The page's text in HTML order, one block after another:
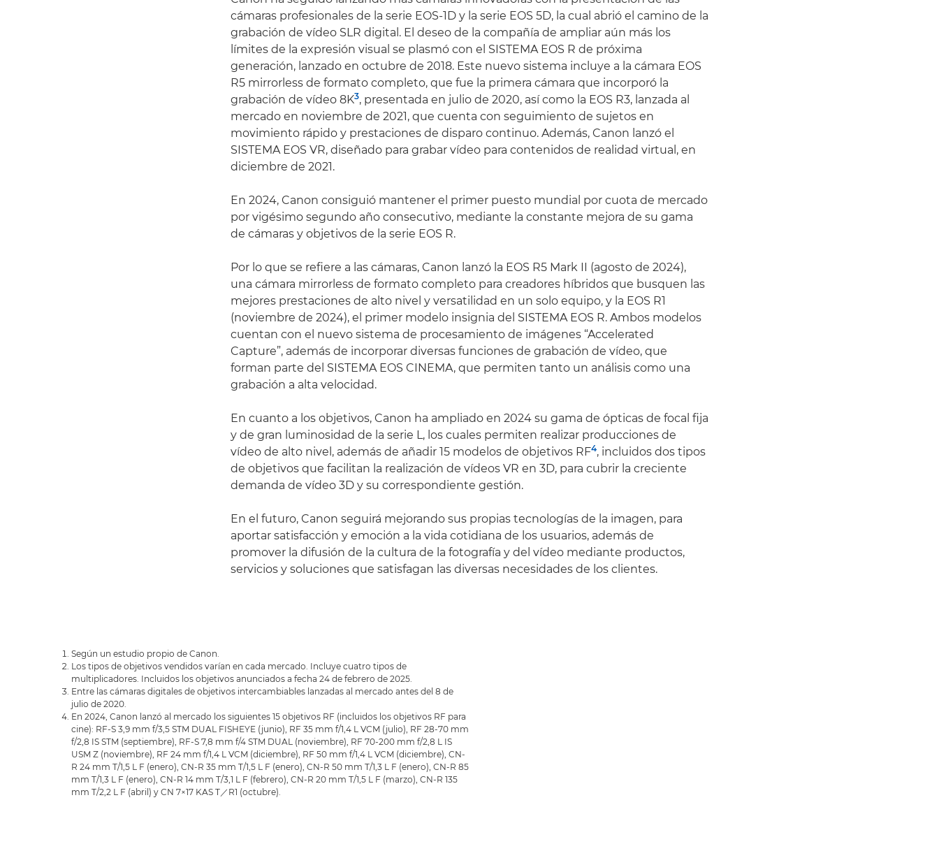
cámaras profesionales de la serie EOS-1D y la serie EOS 5D, la cual abrió el camino de la
grabación de vídeo SLR digital. El deseo de la compañía de ampliar aún más los
límites de la expresión visual se plasmó con el SISTEMA EOS R de próxima
generación, lanzado en octubre de 2018. Este nuevo sistema incluye a la cámara EOS
R5 mirrorless de formato completo, que fue la primera cámara que incorporó la
grabación de vídeo 8K3, presentada en julio de 2020, así como la EOS R3, lanzada al
mercado en noviembre de 2021, que cuenta con seguimiento de sujetos en
movimiento rápido y prestaciones de disparo continuo. Además, Canon lanzó el
SISTEMA EOS VR, diseñado para grabar vídeo para contenidos de realidad virtual, en
diciembre de 2021.
En 2024, Canon consiguió mantener el primer puesto mundial por cuota de mercado
por vigésimo segundo año consecutivo, mediante la constante mejora de su gama
de cámaras y objetivos de la serie EOS R.
Por lo que se refiere a las cámaras, Canon lanzó la EOS R5 Mark II (agosto de 2024),
una cámara mirrorless de formato completo para creadores híbridos que busquen las
mejores prestaciones de alto nivel y versatilidad en un solo equipo, y la EOS R1
(noviembre de 2024), el primer modelo insignia del SISTEMA EOS R. Ambos modelos
cuentan con el nuevo sistema de procesamiento de imágenes “Accelerated
Capture”, además de incorporar diversas funciones de grabación de vídeo, que
forman parte del SISTEMA EOS CINEMA, que permiten tanto un análisis como una
grabación a alta velocidad.
En cuanto a los objetivos, Canon ha ampliado en 2024 su gama de ópticas de focal fija
y de gran luminosidad de la serie L, los cuales permiten realizar producciones de
vídeo de alto nivel, además de añadir 15 modelos de objetivos RF4, incluidos dos tipos
de objetivos que facilitan la realización de vídeos VR en 3D, para cubrir la creciente
demanda de vídeo 3D y su correspondiente gestión.
En el futuro, Canon seguirá mejorando sus propias tecnologías de la imagen, para
aportar satisfacción y emoción a la vida cotidiana de los usuarios, además de
promover la difusión de la cultura de la fotografía y del vídeo mediante productos,
servicios y soluciones que satisfagan las diversas necesidades de los clientes.
Según un estudio propio de Canon.
Los tipos de objetivos vendidos varían en cada mercado. Incluye cuatro tipos de
multiplicadores. Incluidos los objetivos anunciados a fecha 24 de febrero de 2025.
Entre las cámaras digitales de objetivos intercambiables lanzadas al mercado antes del 8 de
julio de 2020.
En 2024, Canon lanzó al mercado los siguientes 15 objetivos RF (incluidos los objetivos RF para
cine): RF-S 3,9 mm f/3,5 STM DUAL FISHEYE (junio), RF 35 mm f/1,4 L VCM (julio), RF 28-70 mm
f/2,8 IS STM (septiembre), RF-S 7,8 mm f/4 STM DUAL (noviembre), RF 70-200 mm f/2,8 L IS
USM Z (noviembre), RF 24 mm f/1,4 L VCM (diciembre), RF 50 mm f/1,4 L VCM (diciembre), CN-
R 24 mm T/1,5 L F (enero), CN-R 35 mm T/1,5 L F (enero), CN-R 50 mm T/1,3 L F (enero), CN-R 85
mm T/1,3 L F (enero), CN-R 14 mm T/3,1 L F (febrero), CN-R 20 mm T/1,5 L F (marzo), CN-R 135
mm T/2,2 L F (abril) y CN 7×17 KAS T／R1 (octubre).